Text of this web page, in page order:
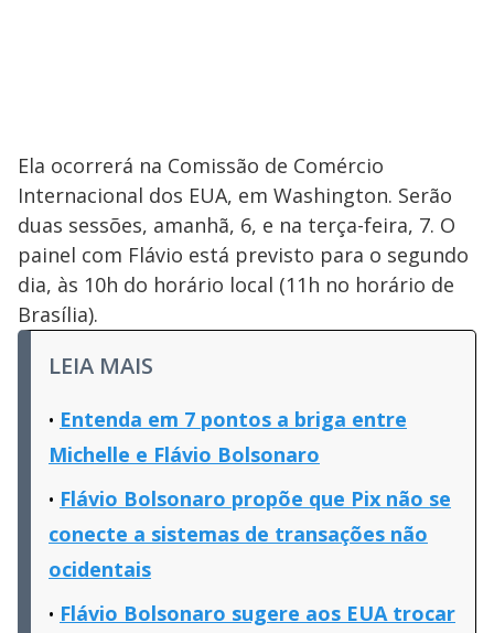
Ela ocorrerá na Comissão de Comércio
Internacional dos EUA, em Washington. Serão
duas sessões, amanhã, 6, e na terça-feira, 7. O
painel com Flávio está previsto para o segundo
dia, às 10h do horário local (11h no horário de
Brasília).
LEIA MAIS
Entenda em 7 pontos a briga entre
Michelle e Flávio Bolsonaro
Flávio Bolsonaro propõe que Pix não se
conecte a sistemas de transações não
ocidentais
Flávio Bolsonaro sugere aos EUA trocar